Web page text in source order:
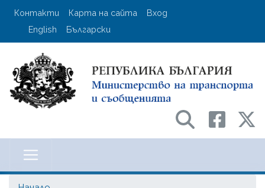
Премини
User account menu
Контакти Карта на сайта
Вход
English
Български
на транспорта